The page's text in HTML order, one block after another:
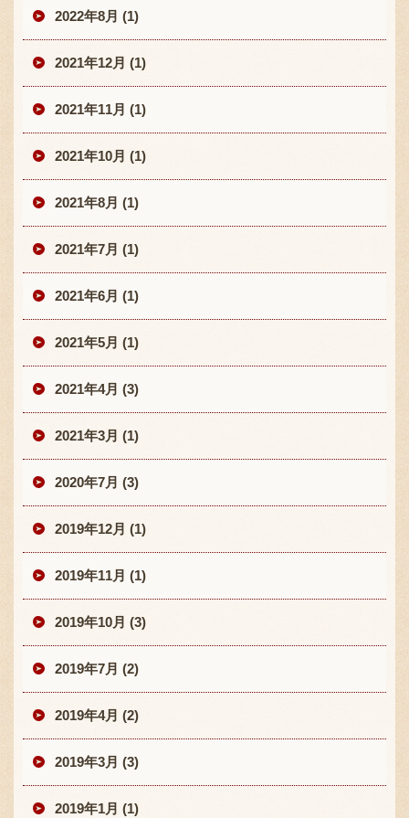
2022年8月 (1)
2021年12月 (1)
2021年11月 (1)
2021年10月 (1)
2021年8月 (1)
2021年7月 (1)
2021年6月 (1)
2021年5月 (1)
2021年4月 (3)
2021年3月 (1)
2020年7月 (3)
2019年12月 (1)
2019年11月 (1)
2019年10月 (3)
2019年7月 (2)
2019年4月 (2)
2019年3月 (3)
2019年1月 (1)